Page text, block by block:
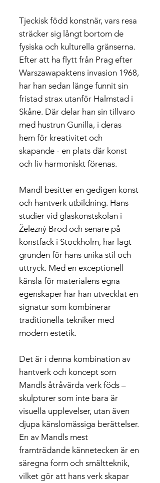
Tjeckisk född konstnär, vars resa
sträcker sig långt bortom de
fysiska och kulturella gränserna.
Efter att ha flytt från Prag efter
Warszawapaktens invasion 1968,
har han sedan länge funnit sin
fristad strax utanför Halmstad i
Skåne. Där delar han sin tillvaro
med hustrun Gunilla, i deras
hem för kreativitet och
skapande - en plats där konst
och liv harmoniskt förenas.
Mandl besitter en gedigen konst
och hantverk utbildning. Hans
studier vid glaskonstskolan i
Železný Brod och senare på
konstfack i Stockholm, har lagt
grunden för hans unika stil och
uttryck. Med en exceptionell
känsla för materialens egna
egenskaper har han utvecklat en
signatur som kombinerar
traditionella tekniker med
modern estetik.
Det är i denna kombination av
hantverk och koncept som
Mandls åtråvärda verk föds –
skulpturer som inte bara är
visuella upplevelser, utan även
djupa känslomässiga berättelser.
En av Mandls mest
framträdande kännetecken är en
säregna form och smältteknik,
vilket gör att hans verk skapar